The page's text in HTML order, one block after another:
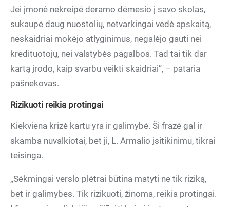
Jei įmonė nekreipė deramo dėmesio į savo skolas,
sukaupė daug nuostolių, netvarkingai vedė apskaitą,
neskaidriai mokėjo atlyginimus, negalėjo gauti nei
kredituotojų, nei valstybės pagalbos. Tad tai tik dar
kartą įrodo, kaip svarbu veikti skaidriai“, – pataria
pašnekovas.
Rizikuoti reikia protingai
Kiekviena krizė kartu yra ir galimybė. Ši frazė gal ir
skamba nuvalkiotai, bet ji, L. Armalio įsitikinimu, tikrai
teisinga.
„Sėkmingai verslo plėtrai būtina matyti ne tik riziką,
bet ir galimybes. Tik rizikuoti, žinoma, reikia protingai.